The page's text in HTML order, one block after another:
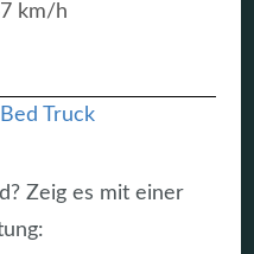
km/h
Zeig es mit einer